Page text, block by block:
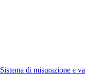
Sistema di misurazione e